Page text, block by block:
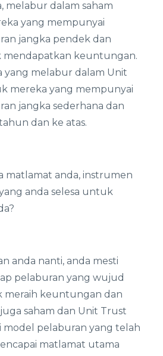
melabur dalam saham
yang mempunyai
jangka pendek dan
mendapatkan keuntungan.
yang melabur dalam Unit
mereka yang mempunyai
jangka sederhana dan
dan ke atas.
matlamat anda, instrumen
anda selesa untuk
anda nanti, anda mesti
pelaburan yang wujud
meraih keuntungan dan
saham dan Unit Trust
model pelaburan yang telah
matlamat utama